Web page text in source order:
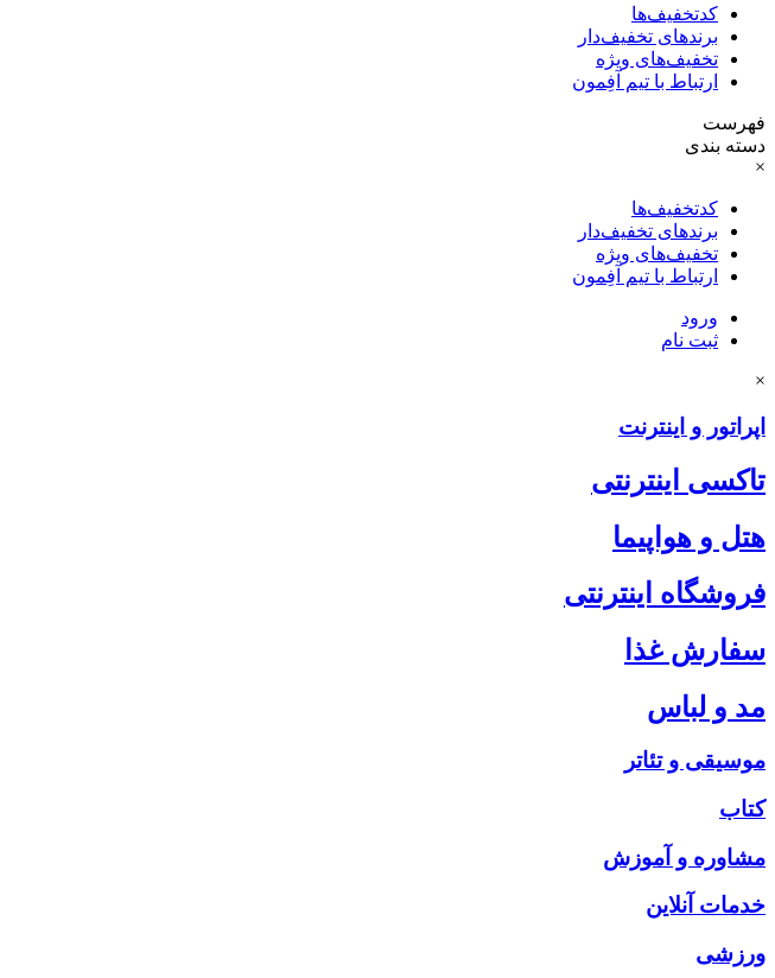
کدتخفیف‌ها
برندهای تخفیف‌دار
تخفیف‌های ویژه
ارتباط با تیم آفِمون
فهرست
دسته بندی
×
کدتخفیف‌ها
برندهای تخفیف‌دار
تخفیف‌های ویژه
ارتباط با تیم آفِمون
ورود
ثبت نام
×
اپراتور و اینترنت
تاکسی اینترنتی
هتل و هواپیما
فروشگاه اینترنتی
سفارش غذا
مد و لباس
موسیقی و تئاتر
کتاب
مشاوره و آموزش
خدمات آنلاین
ورزشی